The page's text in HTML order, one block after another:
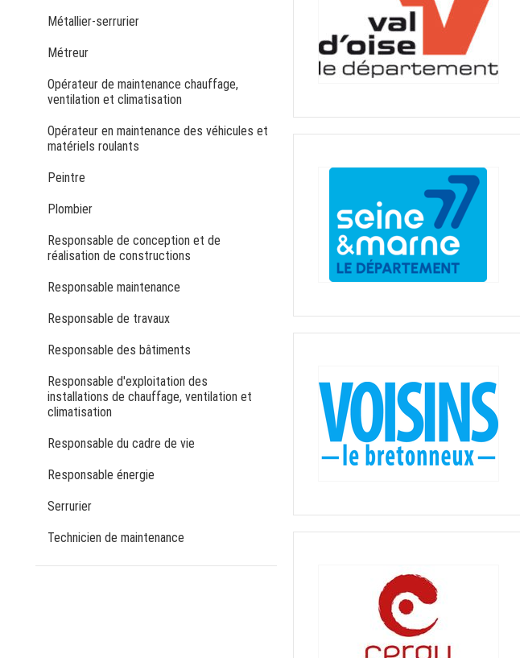
Métallier-serrurier
Métreur
Opérateur de maintenance chauffage,
ventilation et climatisation
Opérateur en maintenance des véhicules et
matériels roulants
Peintre
Plombier
Responsable de conception et de
réalisation de constructions
Responsable maintenance
Responsable de travaux
Responsable des bâtiments
Responsable d'exploitation des
installations de chauffage, ventilation et
climatisation
Responsable du cadre de vie
Responsable énergie
Serrurier
Technicien de maintenance